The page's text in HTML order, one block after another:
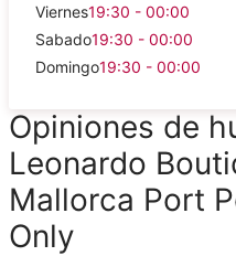
Viernes19:30 - 00:00
Sabado19:30 - 00:00
Domingo19:30 - 00:00
Opiniones de
Leonardo
Mallorca Port
Only